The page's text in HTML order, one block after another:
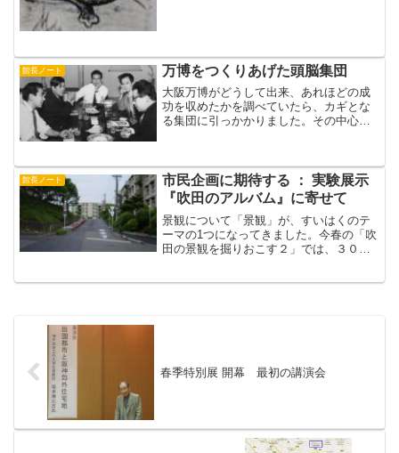
館長ノート 万博をつくりあげた頭脳集団
大阪万博がどうして出来、あれほどの成
功を収めたかを調べていたら、カギとな
る集団に引っかかりました。その中心は
むべき道を模索していたことは衆知のと
おりですが、１９６４年の...
館長ノート
市民企画に期待する ： 実験展示
『吹田のアルバム』に寄せて
景観について「景観」が、すいはくのテ
ーマの1つになってきました。今春の「吹
田の景観を掘りおこす２」では、３００
春季特別展 開幕 最初の講演会